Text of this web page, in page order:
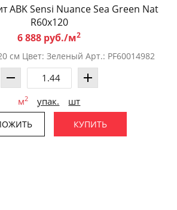
ABK Sensi Nuance Sea Green Nat
R60x120
6 888 руб./м2
см Цвет: Зеленый Арт.: PF60014982
м2 упак. шт
КУПИТЬ